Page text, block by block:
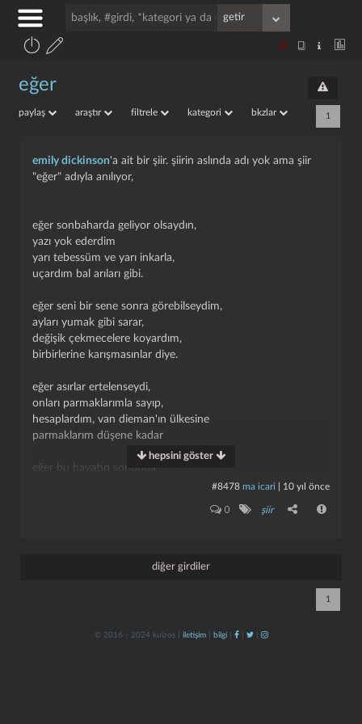
eğer
paylaş araştır filtrele kategori bkzlar 1
emily dickinson'a ait bir şiir. şiirin aslında adı yok ama şiir
"eğer" adıyla anılıyor,
eğer sonbaharda geliyor olsaydın,
yazı yok ederdim
yarı tebessüm ve yarı inkarla,
uçardım bal arıları gibi.
eğer seni bir sene sonra görebilseydim,
ayları yumak gibi sarar,
değişik çekmecelere koyardım,
birbirlerine karışmasınlar diye.
eğer asırlar ertelenseydi,
onları parmaklarımla sayıp,
hesaplardım, van dieman'ın ülkesine
parmaklarım düşene kadar
eğer bu hayatın sonunda
her şey kesin ve gerektiği gibi bizim olsaydı,
hepsini göster
#8478 ma icari 10 yıl önce
0 şiir
diğer girdiler
1
kapat kaydet
© 2016 - 2024 kulzos | iletişim| bilgi| | |